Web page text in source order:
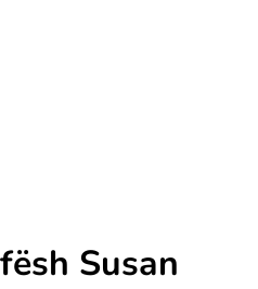
Susan